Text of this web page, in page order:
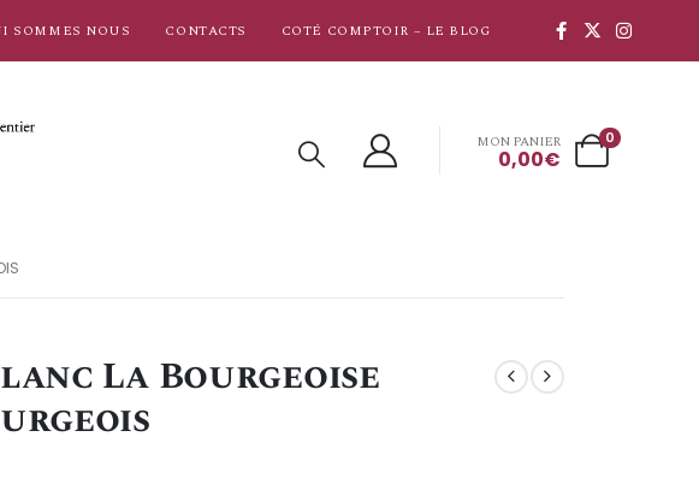
SOMMES NOUS CONTACTS COTÉ COMPTOIR – LE BLOG
0
MON PANIER
0,00€
La Bourgeoise